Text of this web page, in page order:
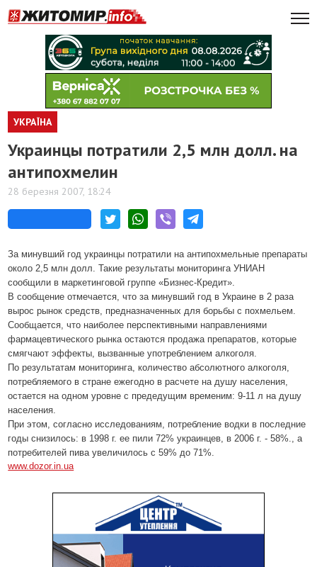
УКРАЇНА
Украинцы потратили 2,5 млн долл. на
антипохмелин
28 березня 2007, 18:24
За минувший год украинцы потратили на антипохмельные препараты
около 2,5 млн долл. Такие результаты мониторинга УНИАН
сообщили в маркетинговой группе «Бизнес-Кредит».
В сообщение отмечается, что за минувший год в Украине в 2 раза
вырос рынок средств, предназначенных для борьбы с похмельем.
Сообщается, что наиболее перспективными направлениями
фармацевтического рынка остаются продажа препаратов, которые
смягчают эффекты, вызванные употреблением алкоголя.
По результатам мониторинга, количество абсолютного алкоголя,
потребляемого в стране ежегодно в расчете на душу населения,
остается на одном уровне с предедущим временим: 9-11 л на душу
населения.
При этом, согласно исследованиям, потребление водки в последние
годы снизилось: в 1998 г. ее пили 72% украинцев, в 2006 г. - 58%., а
потребителей пива увеличилось с 59% до 71%.
www.dozor.in.ua